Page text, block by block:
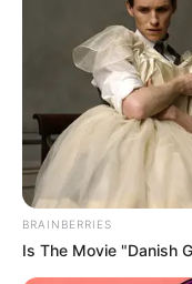
BRAINBERRIES
Is The Movie "Danish